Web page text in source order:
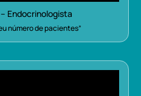
Endocrinologista
número de pacientes”